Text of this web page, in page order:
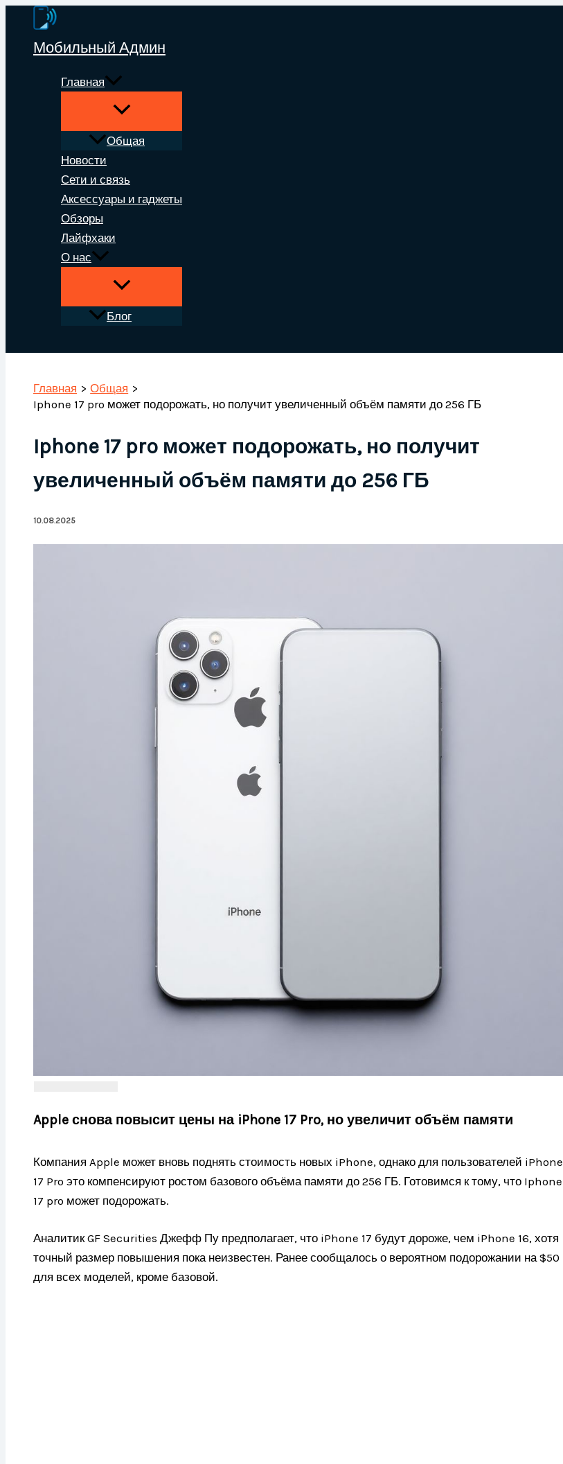
Перейти
содержимому
Мобильный Админ
Главная
Общая
Новости
Сети и связь
Аксессуары и гаджеты
Обзоры
Лайфхаки
О нас
Блог
Главная
Общая
Iphone 17 pro может подорожать, но получит увеличенный объём памяти до 256 ГБ
Iphone 17 pro может подорожать, но получит
увеличенный объём памяти до 256 ГБ
10.08.2025
Apple снова повысит цены на iPhone 17 Pro, но увеличит объём памяти
Компания Apple может вновь поднять стоимость новых iPhone, однако для пользователей iPhone
17 Pro это компенсируют ростом базового объёма памяти до 256 ГБ. Готовимся к тому, что Iphone
17 pro может подорожать.
Аналитик GF Securities Джефф Пу предполагает, что iPhone 17 будут дороже, чем iPhone 16, хотя
точный размер повышения пока неизвестен. Ранее сообщалось о вероятном подорожании на $50
для всех моделей, кроме базовой.